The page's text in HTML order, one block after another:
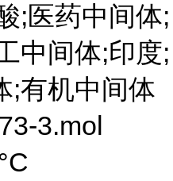
;医药中间体;
中间体;印度;
;有机中间体
3.mol